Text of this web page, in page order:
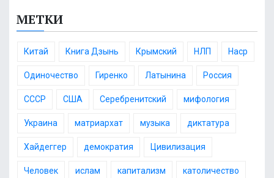
р
и
х
и
МЕТКИ
Китай Книга Дзынь Крымский НЛП Наср
Одиночество Гиренко Латынина Россия
СССР США Серебренитский мифология
Украина матриархат музыка диктатура
Хайдеггер демократия Цивилизация
Человек ислам капитализм католичество